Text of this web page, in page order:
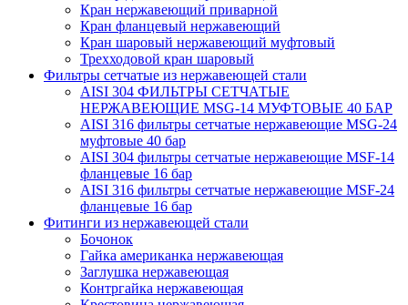
Кран нержавеющий приварной
Кран фланцевый нержавеющий
Кран шаровый нержавеющий муфтовый
Трехходовой кран шаровый
Фильтры сетчатые из нержавеющей стали
AISI 304 ФИЛЬТРЫ СЕТЧАТЫЕ
НЕРЖАВЕЮЩИЕ MSG-14 МУФТОВЫЕ 40 БАР
AISI 316 фильтры сетчатые нержавеющие MSG-24
муфтовые 40 бар
AISI 304 фильтры сетчатые нержавеющие MSF-14
фланцевые 16 бар
AISI 316 фильтры сетчатые нержавеющие MSF-24
фланцевые 16 бар
Фитинги из нержавеющей стали
Бочонок
Гайка американка нержавеющая
Заглушка нержавеющая
Контргайка нержавеющая